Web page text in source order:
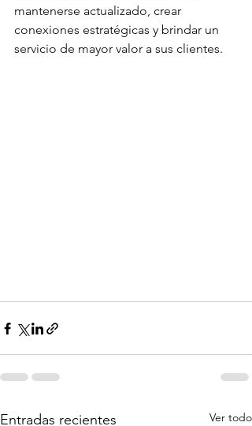
mantenerse actualizado, crear
conexiones estratégicas y brindar un
servicio de mayor valor a sus clientes.
Entradas recientes Ver todo